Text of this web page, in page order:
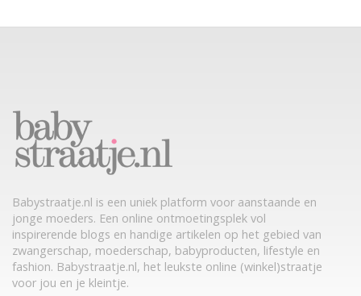
Babystraatje.nl is een uniek platform voor aanstaande en
jonge moeders. Een online ontmoetingsplek vol
inspirerende blogs en handige artikelen op het gebied van
zwangerschap, moederschap, babyproducten, lifestyle en
fashion. Babystraatje.nl, het leukste online (winkel)straatje
voor jou en je kleintje.